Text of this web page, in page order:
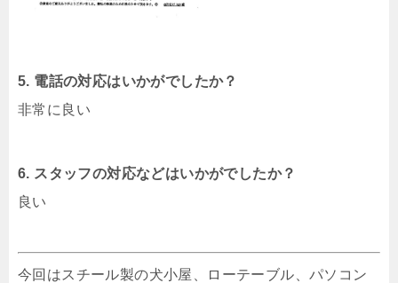
5. 電話の対応はいかがでしたか？
非常に良い
6. スタッフの対応などはいかがでしたか？
良い
今回はスチール製の犬小屋、ローテーブル、パソコン